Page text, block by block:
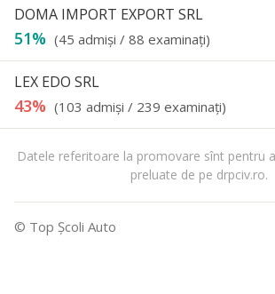
DOMA IMPORT EXPORT SRL
51% (45 admişi / 88 examinaţi)
LEX EDO SRL
43% (103 admişi / 239 examinaţi)
Datele referitoare la promovare sînt pentru
preluate de pe drpciv.ro.
© Top Şcoli Auto